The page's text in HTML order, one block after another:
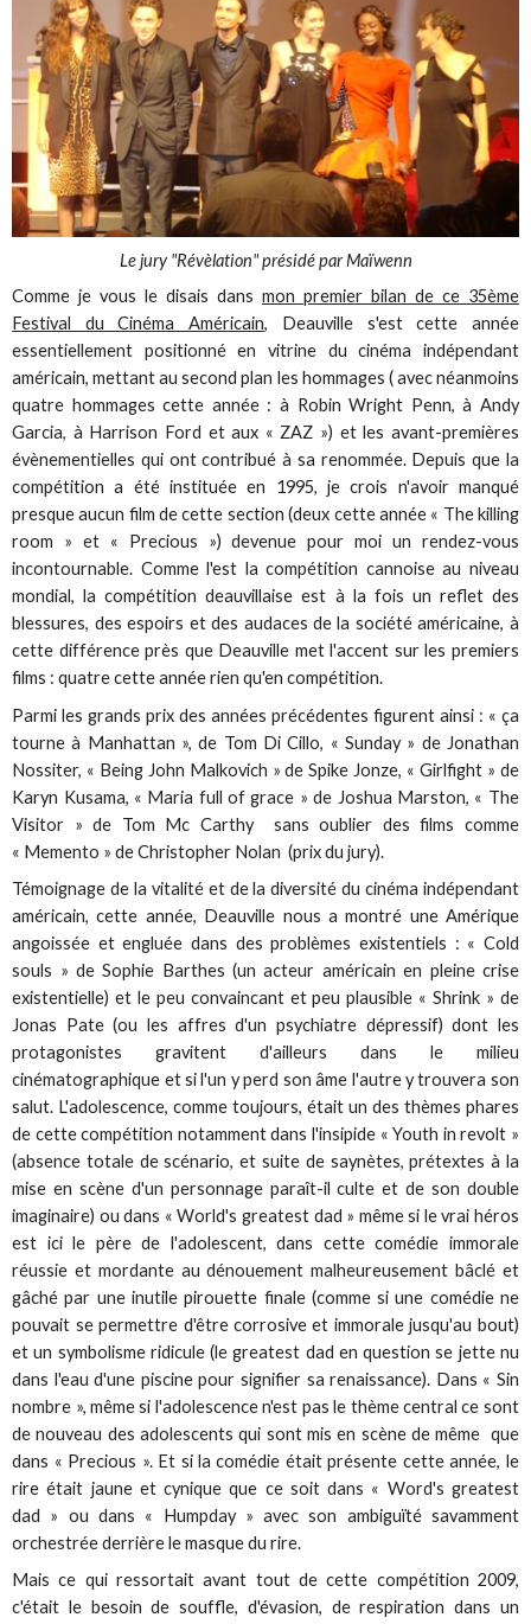
Le jury "Révèlation" présidé par Maïwenn
Comme je vous le disais dans mon premier bilan de ce 35ème
Festival du Cinéma Américain, Deauville s'est cette année
essentiellement positionné en vitrine du cinéma indépendant
américain, mettant au second plan les hommages ( avec néanmoins
quatre hommages cette année : à Robin Wright Penn, à Andy
Garcia, à Harrison Ford et aux « ZAZ ») et les avant-premières
évènementielles qui ont contribué à sa renommée. Depuis que la
compétition a été instituée en 1995, je crois n'avoir manqué
presque aucun film de cette section (deux cette année « The killing
room » et « Precious ») devenue pour moi un rendez-vous
incontournable. Comme l'est la compétition cannoise au niveau
mondial, la compétition deauvillaise est à la fois un reflet des
blessures, des espoirs et des audaces de la société américaine, à
cette différence près que Deauville met l'accent sur les premiers
films : quatre cette année rien qu'en compétition.
Parmi les grands prix des années précédentes figurent ainsi : « ça
tourne à Manhattan », de Tom Di Cillo, « Sunday » de Jonathan
Nossiter, « Being John Malkovich » de Spike Jonze, « Girlfight » de
Karyn Kusama, « Maria full of grace » de Joshua Marston, « The
Visitor » de Tom Mc Carthy sans oublier des films comme
« Memento » de Christopher Nolan (prix du jury).
Témoignage de la vitalité et de la diversité du cinéma indépendant
américain, cette année, Deauville nous a montré une Amérique
angoissée et engluée dans des problèmes existentiels : « Cold
souls » de Sophie Barthes (un acteur américain en pleine crise
existentielle) et le peu convaincant et peu plausible « Shrink » de
Jonas Pate (ou les affres d'un psychiatre dépressif) dont les
protagonistes gravitent d'ailleurs dans le milieu
cinématographique et si l'un y perd son âme l'autre y trouvera son
salut. L'adolescence, comme toujours, était un des thèmes phares
de cette compétition notamment dans l'insipide « Youth in revolt »
(absence totale de scénario, et suite de saynètes, prétextes à la
mise en scène d'un personnage paraît-il culte et de son double
imaginaire) ou dans « World's greatest dad » même si le vrai héros
est ici le père de l'adolescent, dans cette comédie immorale
réussie et mordante au dénouement malheureusement bâclé et
gâché par une inutile pirouette finale (comme si une comédie ne
pouvait se permettre d'être corrosive et immorale jusqu'au bout)
et un symbolisme ridicule (le greatest dad en question se jette nu
dans l'eau d'une piscine pour signifier sa renaissance). Dans « Sin
nombre », même si l'adolescence n'est pas le thème central ce sont
de nouveau des adolescents qui sont mis en scène de même que
dans « Precious ». Et si la comédie était présente cette année, le
rire était jaune et cynique que ce soit dans « Word's greatest
dad » ou dans « Humpday » avec son ambiguïté savamment
orchestrée derrière le masque du rire.
Mais ce qui ressortait avant tout de cette compétition 2009,
c'était le besoin de souffle, d'évasion, de respiration dans un